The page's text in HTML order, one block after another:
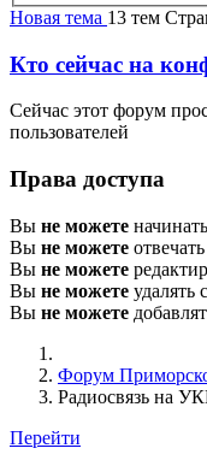
Новая тема 13 тем
Кто сейчас на
Сейчас этот форум
пользователей
Права доступа
Вы не можете
Вы не можете
Вы не можете
Вы не можете удалять
Вы не можете
Форум
Радиосвязь на
Перейти